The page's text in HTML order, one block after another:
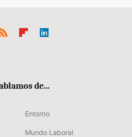
de...
Entorno
Mundo Laboral